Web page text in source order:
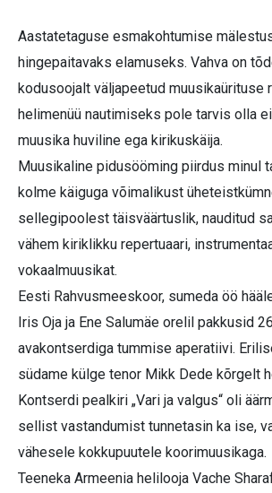
Aastatetaguse esmakohtumise
hingepaitavaks elamuseks. Vahva on
kodusoojalt väljapeetud muusikaürituse
helimenüü nautimiseks pole tarvis olla
muusika huviline ega kirikuskäija.
Muusikaline pidusööming piirdus minul
kolme käiguga võimalikust
sellegipoolest täisväärtuslik, nauditud
vähem kiriklikku repertuaari,
vokaalmuusikat.
Eesti Rahvusmeeskoor, sumeda öö
Iris Oja ja Ene Salumäe orelil pakkusid
avakontserdiga tummise aperatiivi.
südame külge tenor Mikk Dede kõrgelt
Kontserdi pealkiri „Vari ja valgus“ oli
sellist vastandumist tunnetasin ka ise,
vähesele kokkupuutele koorimuusikaga.
Teeneka Armeenia helilooja Vache